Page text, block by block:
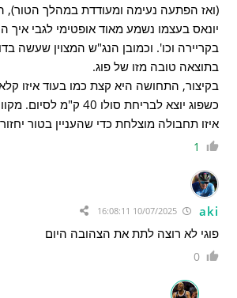
(ואז הפתעה נעימה ומעודדת במהלך
יונאס בעצמו נשמע מאוד אופטימי לגבי איך
בקריירה וכו'. וכמובן הנג"ש המצוין שעשה
בתוצאה טובה מזו של פוג.
בקיצור, התחושה היא קצת כמו בעוד איזו
כשפוג יוצא לבריחת סולו 40
איזו תחבולה מוצלחת כדי שהעניין בטור
1
aki
פוגי לא רוצה לתת את הצהובה היום
0